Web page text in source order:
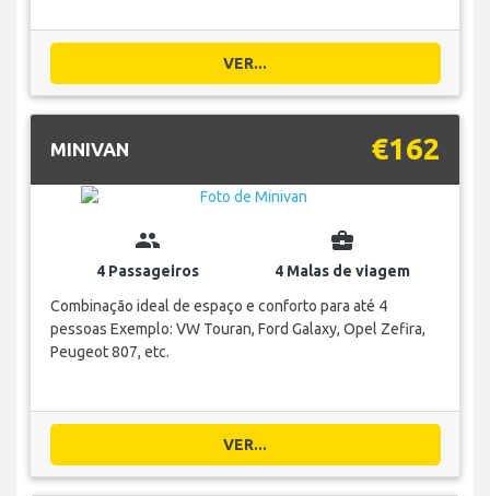
VER...
MINIVAN €162
group
4 Passageiros
business_center
4 Malas de viagem
Combinação ideal de espaço e conforto para até 4
pessoas Exemplo: VW Touran, Ford Galaxy, Opel Zefira,
Peugeot 807, etc.
VER...